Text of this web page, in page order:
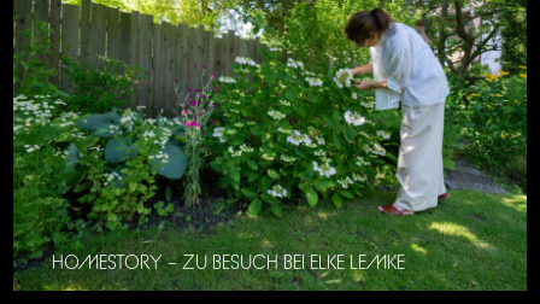
HOMESTORY – ZU BESUCH BEI ELKE LEMKE